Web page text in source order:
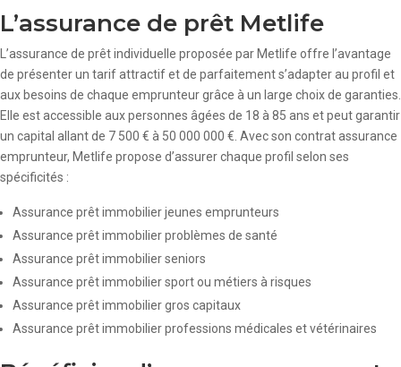
L’assurance de prêt Metlife
L’assurance de prêt individuelle proposée par Metlife offre l’avantage
de présenter un tarif attractif et de parfaitement s’adapter au profil et
aux besoins de chaque emprunteur grâce à un large choix de garanties.
Elle est accessible aux personnes âgées de 18 à 85 ans et peut garantir
un capital allant de 7 500 € à 50 000 000 €. Avec son contrat assurance
emprunteur, Metlife propose d’assurer chaque profil selon ses
spécificités :
Assurance prêt immobilier jeunes emprunteurs
Assurance prêt immobilier problèmes de santé
Assurance prêt immobilier seniors
Assurance prêt immobilier sport ou métiers à risques
Assurance prêt immobilier gros capitaux
Assurance prêt immobilier professions médicales et vétérinaires